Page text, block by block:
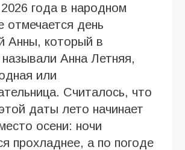
2026 года в народном
отмечается день
Анны, который в
Анна Летняя,
или
Считалось, что
даты лето начинает
осени: ночи
прохладнее, а по погоде